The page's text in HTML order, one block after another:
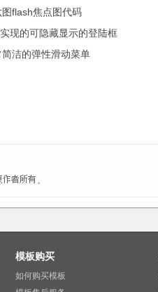
flash焦点图代码
现的可隐藏显示的登陆框
洁的弹性滑动菜单
。
模板购买
如何购买模板